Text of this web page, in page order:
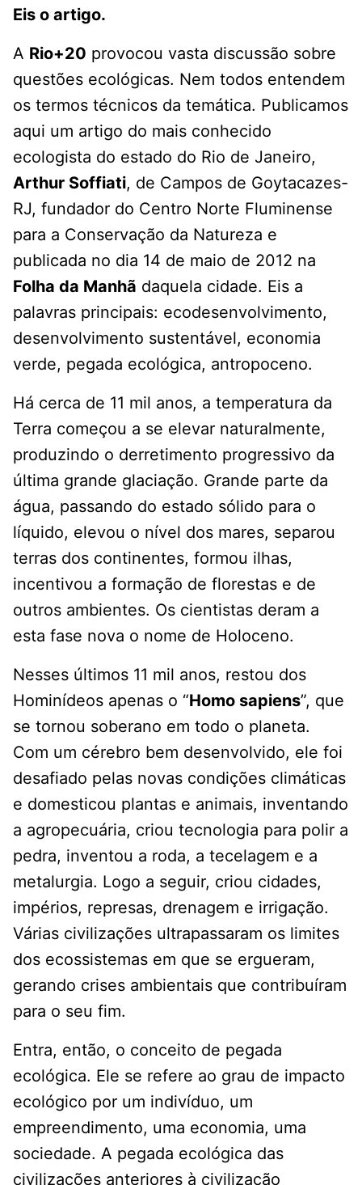
Eis o artigo.
A Rio+20 provocou vasta discussão sobre
questões ecológicas. Nem todos entendem
os termos técnicos da temática. Publicamos
aqui um artigo do mais conhecido
ecologista do estado do Rio de Janeiro,
Arthur Soffiati, de Campos de Goytacazes-
RJ, fundador do Centro Norte Fluminense
para a Conservação da Natureza e
publicada no dia 14 de maio de 2012 na
Folha da Manhã daquela cidade. Eis a
palavras principais: ecodesenvolvimento,
desenvolvimento sustentável, economia
verde, pegada ecológica, antropoceno.
Há cerca de 11 mil anos, a temperatura da
Terra começou a se elevar naturalmente,
produzindo o derretimento progressivo da
última grande glaciação. Grande parte da
água, passando do estado sólido para o
líquido, elevou o nível dos mares, separou
terras dos continentes, formou ilhas,
incentivou a formação de florestas e de
outros ambientes. Os cientistas deram a
esta fase nova o nome de Holoceno.
Nesses últimos 11 mil anos, restou dos
Hominídeos apenas o “Homo sapiens”, que
se tornou soberano em todo o planeta.
Com um cérebro bem desenvolvido, ele foi
desafiado pelas novas condições climáticas
e domesticou plantas e animais, inventando
a agropecuária, criou tecnologia para polir a
pedra, inventou a roda, a tecelagem e a
metalurgia. Logo a seguir, criou cidades,
impérios, represas, drenagem e irrigação.
Várias civilizações ultrapassaram os limites
dos ecossistemas em que se ergueram,
gerando crises ambientais que contribuíram
para o seu fim.
Entra, então, o conceito de pegada
ecológica. Ele se refere ao grau de impacto
ecológico por um indivíduo, um
empreendimento, uma economia, uma
sociedade. A pegada ecológica das
civilizações anteriores à civilização